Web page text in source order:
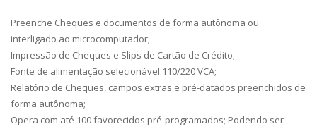
Preenche Cheques e documentos de forma autônoma ou
interligado ao microcomputador;
Impressão de Cheques e Slips de Cartão de Crédito;
Fonte de alimentação selecionável 110/220 VCA;
Relatório de Cheques, campos extras e pré-datados preenchidos de
forma autônoma;
Opera com até 100 favorecidos pré-programados; Podendo ser